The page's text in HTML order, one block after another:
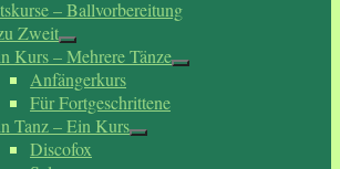
– Ballvorbereitung
Zweit
Kurs – Mehrere Tänze
Anfängerkurs
Für Fortgeschrittene
Tanz – Ein Kurs
Discofox